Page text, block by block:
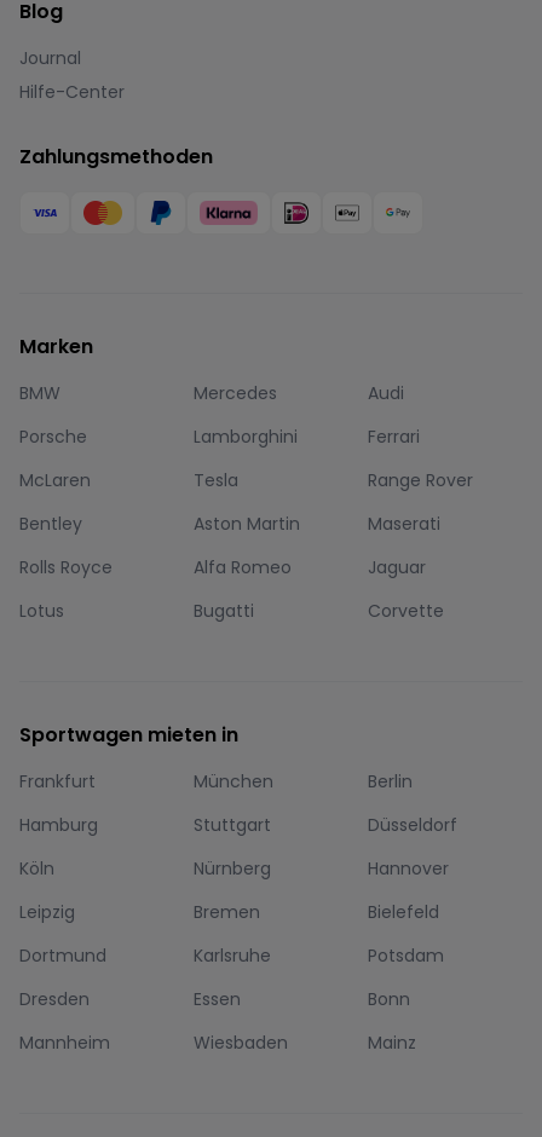
Blog
Journal
Hilfe-Center
Zahlungsmethoden
Marken
BMW Mercedes
Audi
Porsche
Lamborghini
Ferrari
McLaren
Tesla
Range Rover
Bentley
Aston Martin
Maserati
Rolls Royce
Alfa Romeo
Jaguar
Lotus
Bugatti Corvette
Sportwagen mieten in
Frankfurt München
Berlin
Hamburg
Stuttgart
Düsseldorf
Köln
Nürnberg
Hannover
Leipzig
Bremen
Bielefeld
Dortmund
Karlsruhe
Potsdam
Dresden
Essen
Bonn
Mannheim
Wiesbaden Mainz